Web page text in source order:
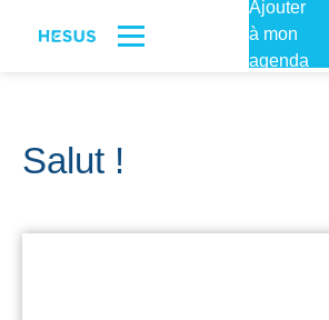
Ajouter
à mon
agenda
Salut !